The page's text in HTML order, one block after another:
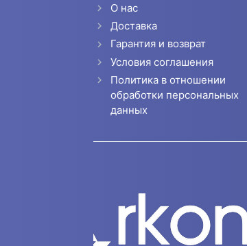
О нас
Доставка
Гарантия и возврат
Условия соглашения
Политика в отношении
обработки персональных
данных